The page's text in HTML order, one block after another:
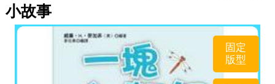
小故事
固定
版型